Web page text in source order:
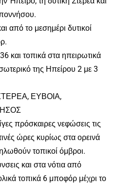
από το μεσημέρι δυτικοί
και τοπικά στα ηπειρωτικά
της Ηπείρου 2 με 3
ΕΥΒΟΙΑ,
πρόσκαιρες νεφώσεις τις
ώρες κυρίως στα ορεινά
τοπικοί όμβροι.
και στα νότια από
τοπικά 6 μποφόρ μέχρι το